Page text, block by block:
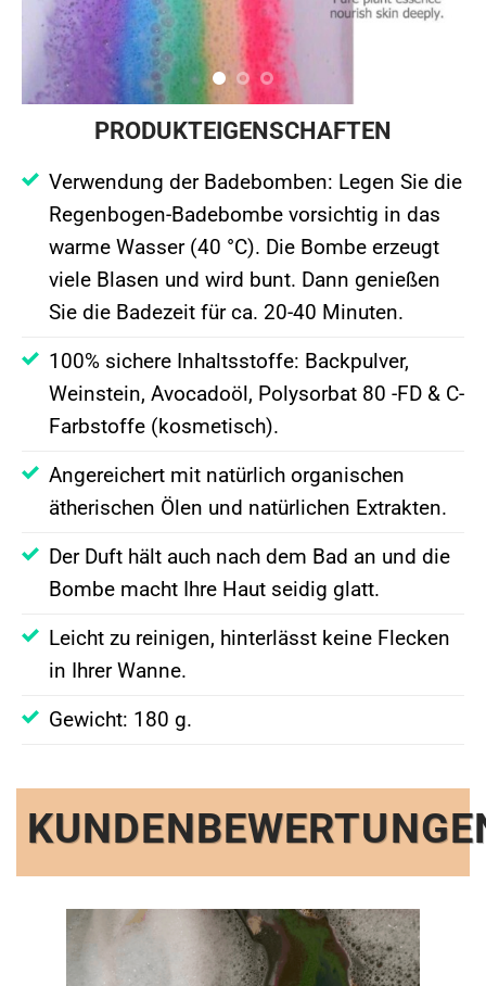
PRODUKTEIGENSCHAFTEN
Verwendung der Badebomben: Legen Sie die
Regenbogen-Badebombe vorsichtig in das
warme Wasser (40 °C). Die Bombe erzeugt
viele Blasen und wird bunt. Dann genießen
Sie die Badezeit für ca. 20-40 Minuten.
100% sichere Inhaltsstoffe: Backpulver,
Weinstein, Avocadoöl, Polysorbat 80 -FD & C-
Farbstoffe (kosmetisch).
Angereichert mit natürlich organischen
ätherischen Ölen und natürlichen Extrakten.
Der Duft hält auch nach dem Bad an und die
Bombe macht Ihre Haut seidig glatt.
Leicht zu reinigen, hinterlässt keine Flecken
in Ihrer Wanne.
Gewicht: 180 g.